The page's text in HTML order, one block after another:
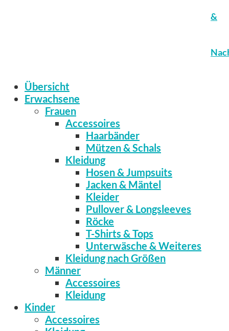
&
Übersicht
Erwachsene
Frauen
Accessoires
Haarbänder
Mützen & Schals
Kleidung
Hosen & Jumpsuits
Jacken & Mäntel
Kleider
Pullover & Longsleeves
Röcke
T-Shirts & Tops
Unterwäsche & Weiteres
Kleidung nach Größen
Männer
Accessoires
Kleidung
Kinder
Accessoires